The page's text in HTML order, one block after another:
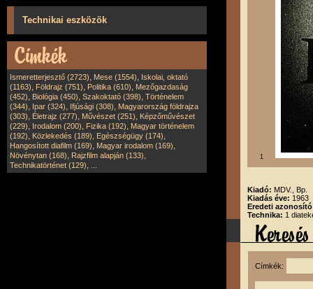
Technikai eszközök
Ismeretterjesztő (2723), Mese (1554), Iskolai, oktató
(1163), Földrajz (751), Politika (610), Mezőgazdaság
(452), Biológia (450), Szakoktató (398), Történelem
(344), Ipar (324), Ifjúsági (308), Magyarország földrajza
(303), Életrajz (277), Művészet (251), Képzőművészet
(229), Irodalom (200), Fizika (192), Magyar történelem
(192), Közlekedés (189), Egészségügy (174),
Hangosított diafilm (169), Magyar irodalom (169),
Növénytan (168), Rajzfilm alapján (133),
Technikatörténet (129),
1
Kiadó: MDV., Bp.
Kiadás éve: 1963
Eredeti
Technika: 1
Címkék: